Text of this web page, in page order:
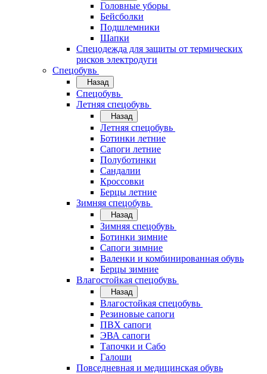
Головные уборы
Бейсболки
Подшлемники
Шапки
Спецодежда для защиты от термических
рисков электродуги
Спецобувь
Назад
Спецобувь
Летняя спецобувь
Назад
Летняя спецобувь
Ботинки летние
Сапоги летние
Полуботинки
Сандалии
Кроссовки
Берцы летние
Зимняя спецобувь
Назад
Зимняя спецобувь
Ботинки зимние
Сапоги зимние
Валенки и комбинированная обувь
Берцы зимние
Влагостойкая спецобувь
Назад
Влагостойкая спецобувь
Резиновые сапоги
ПВХ сапоги
ЭВА сапоги
Тапочки и Сабо
Галоши
Повседневная и медицинская обувь